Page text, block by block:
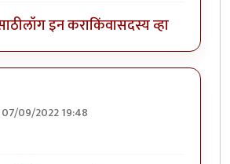
लॉग इन कराकिंवासदस्य व्हा
07/09/2022 19:48